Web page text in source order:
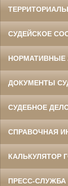
СУДЕЙСКОЕ
НОРМАТИВНЫЕ
ДОКУМЕНТЫ
СУДЕБНОЕ
СПРАВОЧНАЯ
КАЛЬКУЛЯТОР
ПРЕСС-СЛУЖБА